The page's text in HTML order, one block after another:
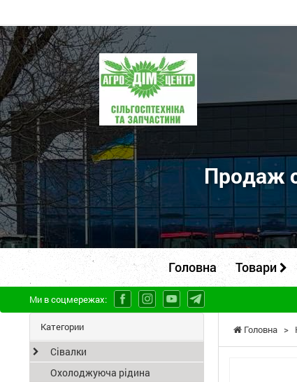
ПП
"Агродім-
центр"
-
продаж
сільськогосподарської
техніки
та
запчастин
Продаж
Головна Товари
Ми в соцмережах:
Головна >
Категории
Сівалки
Охолоджуюча рідина